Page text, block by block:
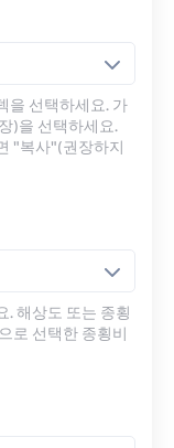
을 선택하세요. 가
)을 선택하세요.
"복사"(권장하지
. 해상도 또는 종횡
로 선택한 종횡비